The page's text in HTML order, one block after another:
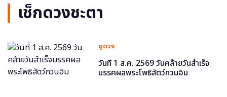
เช็กดวงชะตา
ดูดวง
วันที่ 1 ส.ค. 2569 วันคล้ายวันสำเร็จ
มรรคผลพระโพธิสัตว์กวนอิม